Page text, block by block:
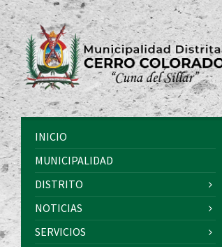
INICIO
MUNICIPALIDAD
DISTRITO
NOTICIAS
SERVICIOS